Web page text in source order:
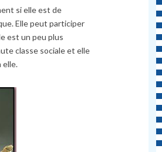
si elle est de
Elle peut participer
est un peu plus
classe sociale et elle
elle.